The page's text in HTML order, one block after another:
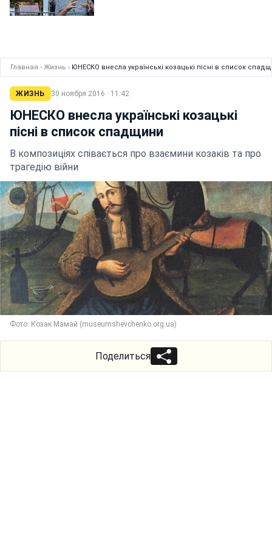
Главная › Жизнь › ЮНЕСКО внесла українські козацькі пісні в список
ЖИЗНЬ 30 ноября 2016 · 11:42
ЮНЕСКО внесла українські козацькі
пісні в список спадщини
В композиціях співається про взаємини козаків та про
трагедію війни
Фото: Козак Мамай (museumshevchenko.org.ua)
Поделиться